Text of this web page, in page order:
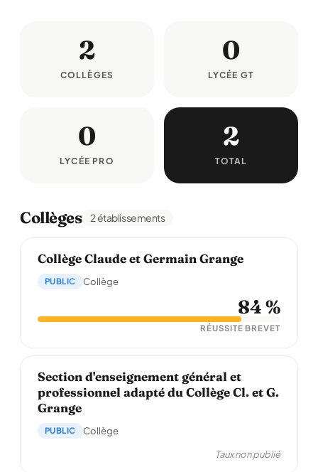
2
COLLÈGES
0
LYCÉE GT
0
LYCÉE PRO
2
TOTAL
Collèges 2 établissements
Collège Claude et Germain Grange
PUBLIC Collège
84 %
RÉUSSITE BREVET
Section d'enseignement général et
professionnel adapté du Collège Cl. et G.
Grange
PUBLIC Collège
Taux non publié